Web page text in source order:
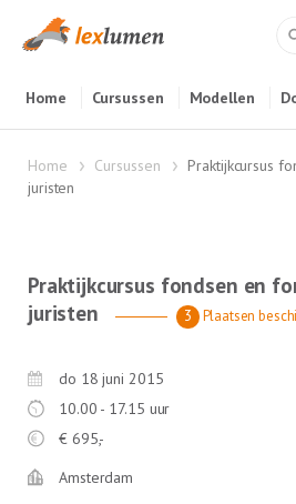
Home Cursussen Modellen
Home Cursussen
Praktijkcursus
juristen
Praktijkcursus fondsen en
juristen
3 Plaatsen
do 18 juni 2015
10.00 - 17.15 uur
€ 695,-
Amsterdam